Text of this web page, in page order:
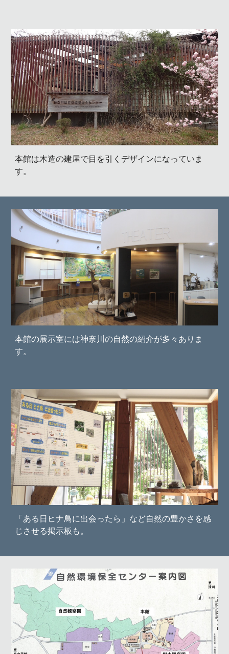
本館は木造の建屋で目を引くデザインになっていま
す。
本館の展示室には神奈川の自然の紹介が多々ありま
す。
「ある日ヒナ鳥に出会ったら」など自然の豊かさを感
じさせる掲示板も。